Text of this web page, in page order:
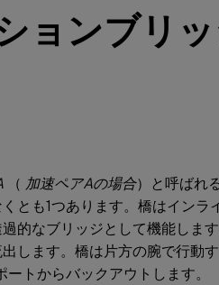
ョンブリ
（ 加速ペアAの場合）と呼ばれ
とも1つあります。橋はインラ
的なブリッジとして機能しま
します。橋は片方の腕で行動
トからバックアウトします。